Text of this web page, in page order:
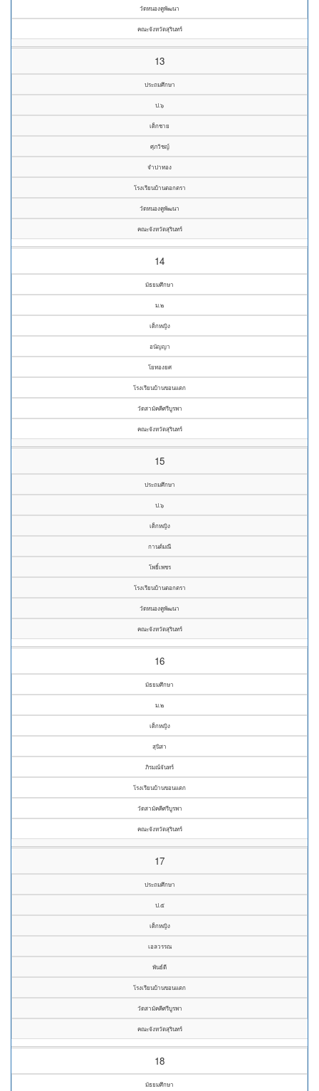
วัดหนองคูพัฒนา
คณะจังหวัดสุรินทร์
13
ประถมศึกษา
ป.๖
เด็กชาย
ศุภวิชญ์
จำปาทอง
โรงเรียนบ้านตอกตรา
วัดหนองคูพัฒนา
คณะจังหวัดสุรินทร์
14
มัธยมศึกษา
ม.๒
เด็กหญิง
อนัญญา
โยทองยศ
โรงเรียนบ้านขอนแตก
วัดสามัคคีศรีบูรพา
คณะจังหวัดสุรินทร์
15
ประถมศึกษา
ป.๖
เด็กหญิง
กานต์มณี
โพธิ์เพชร
โรงเรียนบ้านตอกตรา
วัดหนองคูพัฒนา
คณะจังหวัดสุรินทร์
16
มัธยมศึกษา
ม.๒
เด็กหญิง
สุนิสา
ภิรมณ์จันทร์
โรงเรียนบ้านขอนแตก
วัดสามัคคีศรีบูรพา
คณะจังหวัดสุรินทร์
17
ประถมศึกษา
ป.๕
เด็กหญิง
เอลวรรณ
พันธ์ดี
โรงเรียนบ้านขอนแตก
วัดสามัคคีศรีบูรพา
คณะจังหวัดสุรินทร์
18
มัธยมศึกษา